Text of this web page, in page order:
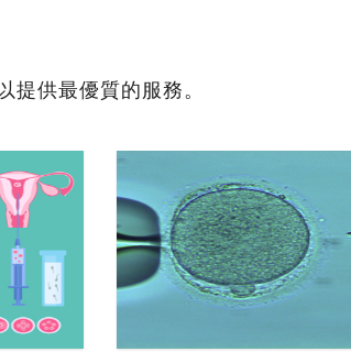
提供最優質的服務。